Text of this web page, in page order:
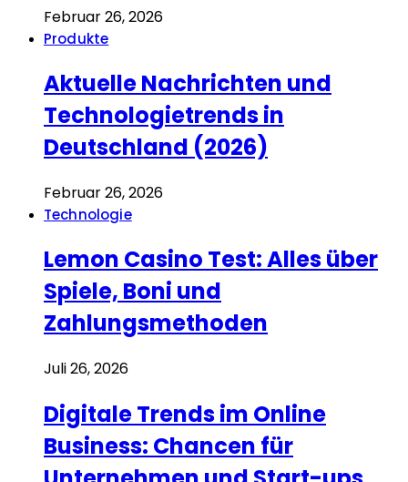
Februar 26, 2026
Produkte
Aktuelle Nachrichten und
Technologietrends in
Deutschland (2026)
Februar 26, 2026
Technologie
Lemon Casino Test: Alles über
Spiele, Boni und
Zahlungsmethoden
Juli 26, 2026
Digitale Trends im Online
Business: Chancen für